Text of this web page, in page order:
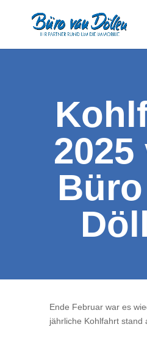
2025
Ende Februar war es
jährliche Kohlfahrt stand